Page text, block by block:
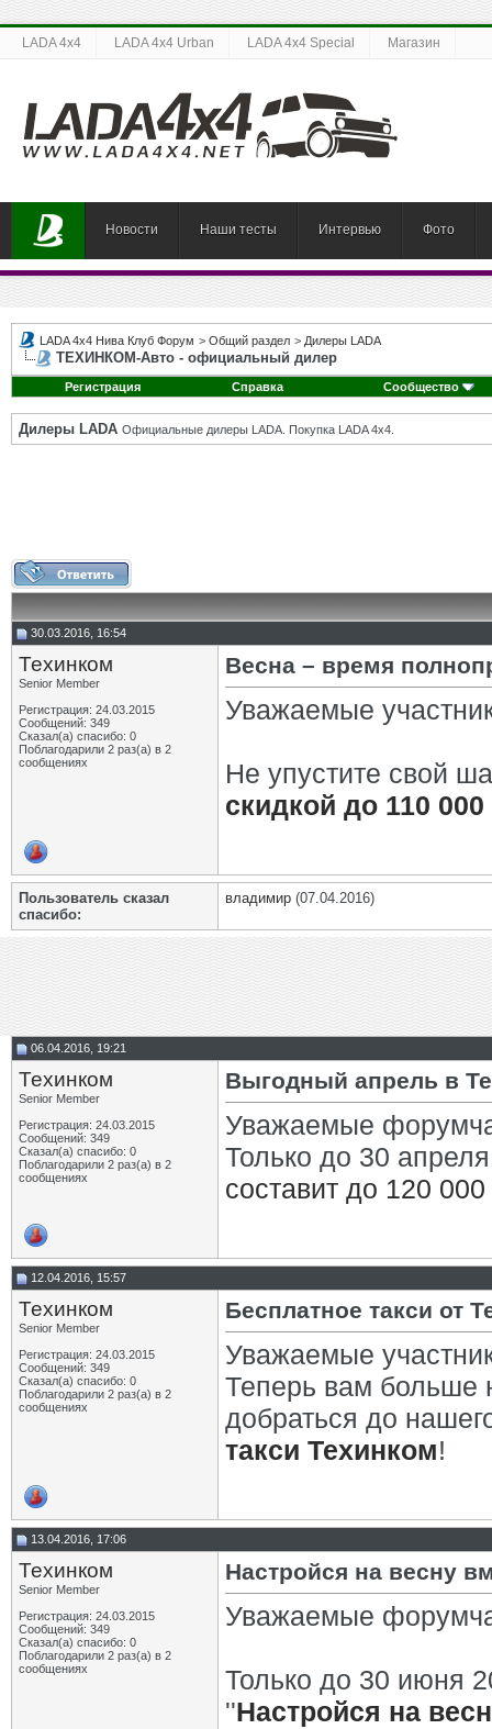
LADA 4x4 LADA 4x4 Urban LADA 4x4 Special Магазин
Новости Наши тесты Интервью Фото
LADA 4x4 Нива Клуб Форум > Общий раздел > Дилеры LADA
ТЕХИНКОМ-Авто - официальный дилер
Регистрация Справка Сообщество
Дилеры LADA Официальные дилеры LADA. Покупка LADA 4x4.
30.03.2016, 16:54
Техинком
Senior Member
Регистрация: 24.03.2015
Сообщений: 349
Сказал(а) спасибо: 0
Поблагодарили 2 раз(а) в 2
сообщениях
Весна – время
Уважаемые
Не упустите свой
скидкой до 110
Пользователь сказал
cпасибо:
владимир (07.04.2016)
06.04.2016, 19:21
Техинком
Senior Member
Регистрация: 24.03.2015
Сообщений: 349
Сказал(а) спасибо: 0
Поблагодарили 2 раз(а) в 2
сообщениях
Выгодный апрель в
Уважаемые
Только до 30
составит до 120
12.04.2016, 15:57
Техинком
Senior Member
Регистрация: 24.03.2015
Сообщений: 349
Сказал(а) спасибо: 0
Поблагодарили 2 раз(а) в 2
сообщениях
Бесплатное такси от
Уважаемые
Теперь вам больше
добраться до
такси Техинком!
13.04.2016, 17:06
Техинком
Senior Member
Регистрация: 24.03.2015
Сообщений: 349
Сказал(а) спасибо: 0
Поблагодарили 2 раз(а) в 2
сообщениях
Настройся на весну
Уважаемые
Только до 30 июня
''Настройся на